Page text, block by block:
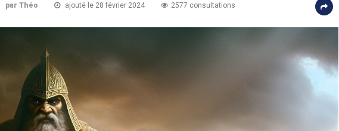
par Théo ajouté le 28 février 2024 2577 consultations